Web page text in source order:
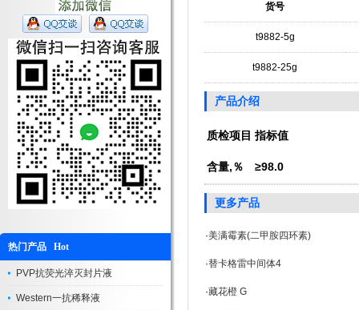
热门产品 Hot
PVP抗荧光淬灭封片液
Western一抗稀释液
货号
t9882-5g
t9882-25g
产品介绍
质检项目 指标值
含量,％ ≥98.0
更多产品
·美满霉素(二甲胺四环素)
·替卡格雷中间体4
·藏花橙 G